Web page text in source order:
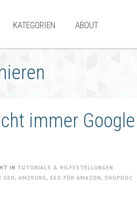
KATEGORIEN ABOUT
immer Google
IN TUTORIALS & HILFESTELLUNGEN
SEO , AMZKURS , SEO FÜR AMAZON , SHOPDOC